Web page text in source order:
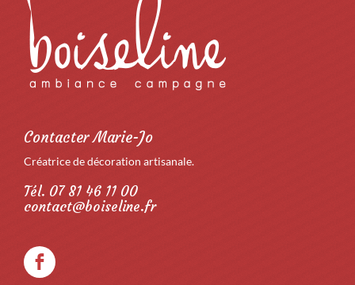
Contacter Marie-Jo
Créatrice de décoration artisanale.
Tél. 07 81 46 11 00
contact@boiseline.fr